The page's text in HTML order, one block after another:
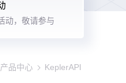
动，敬请参与
产品中心 KeplerAPI